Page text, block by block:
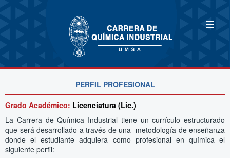
PERFIL PROFESIONAL
Grado Académico: Licenciatura (Lic.)
La Carrera de Química Industrial tiene un currículo estructurado
que será desarrollado a través de una metodología de enseñanza
donde el estudiante adquiera como profesional en química el
siguiente perfil: